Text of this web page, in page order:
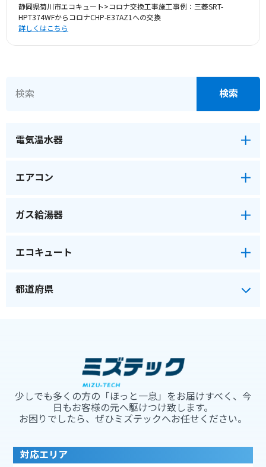
静岡県菊川市エコキュート>コロナ交換工事施工事例：三菱SRT-
HPT374WFからコロナCHP-E37AZ1への交換
詳しくはこちら
電気温水器
エアコン
ガス給湯器
エコキュート
少しでも多くの方の「ほっと一息」をお届けすべく、今
日もお客様の元へ駆けつけ致します。
お困りでしたら、ぜひミズテックへお任せください。
対応エリア